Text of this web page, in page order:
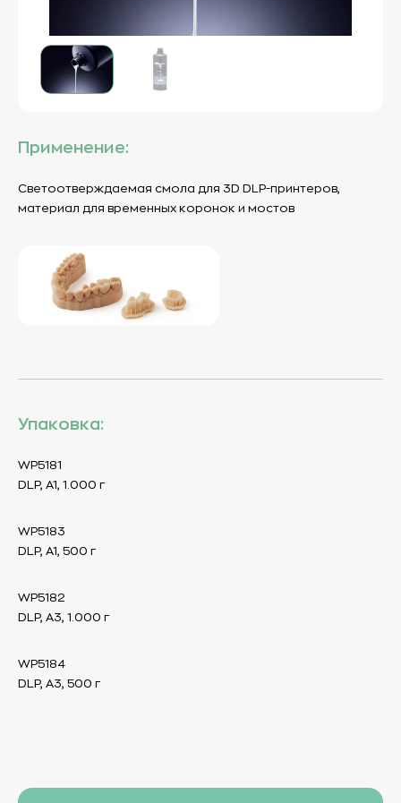
Применение:
Светоотверждаемая смола для 3D DLP-принтеров,
материал для временных коронок и мостов
Упаковка:
WP5181
DLP, A1, 1.000 г
WP5183
DLP, A1, 500 г
WP5182
DLP, A3, 1.000 г
WP5184
DLP, A3, 500 г